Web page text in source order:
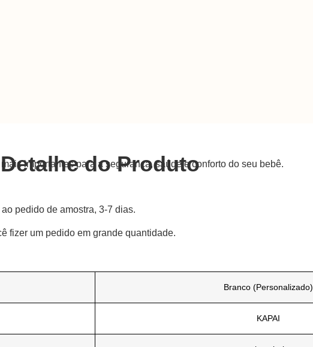
Detalhe do Produto
importantes para a segurança, saúde e conforto do seu bebê.
pedido de amostra, 3-7 dias.
fizer um pedido em grande quantidade.
Branco (Personalizado)
KAPAI